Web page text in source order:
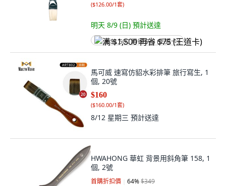
($126.00/1套)
明天 8/9 (日) 預計送達
满 $1,500 再省 $75 (王道卡)
馬可威 速寫仿貂水彩排筆 旅行寫生, 1
個, 20號
$160
($160.00/1套)
8/12 星期三 預計送達
HWAHONG 華虹 背景用斜角筆 158, 1
個, 2號
首購折扣價 64%$349